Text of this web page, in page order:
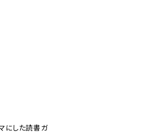
にした読書ガ